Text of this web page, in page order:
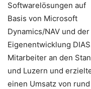
Softwarelösungen auf
Basis von Microsoft
Dynamics/NAV und der
Eigenentwicklung
Mitarbeiter an den
und Luzern und
einen Umsatz von